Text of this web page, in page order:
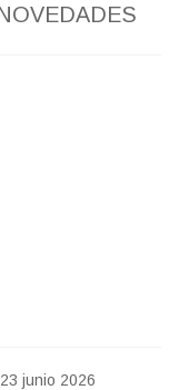
23 junio 2026